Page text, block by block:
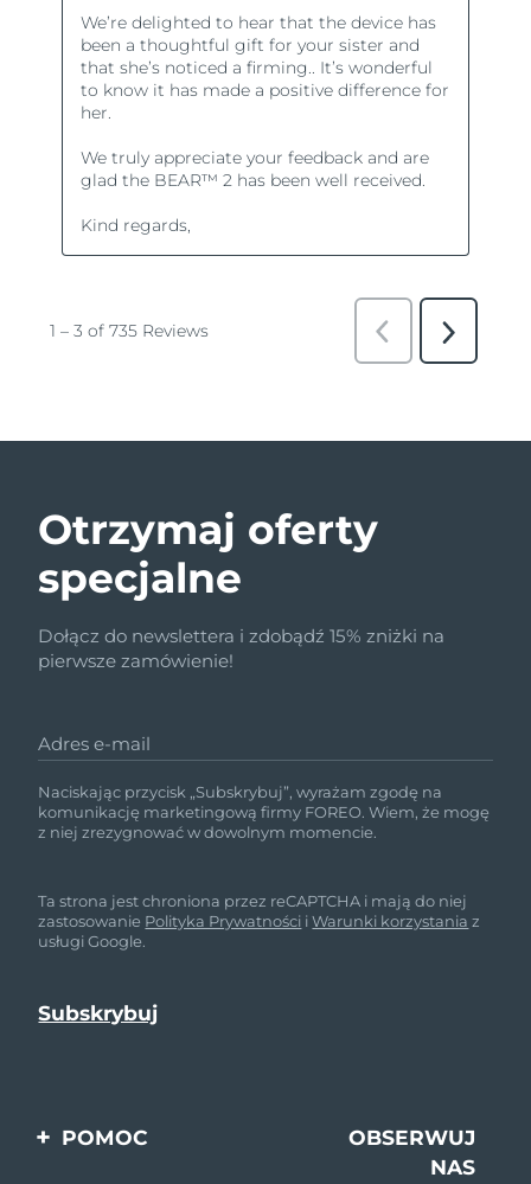
Otrzymaj oferty
specjalne
Dołącz do newslettera i zdobądź 15% zniżki na
pierwsze zamówienie!
Adres e-mail
Naciskając przycisk „Subskrybuj”, wyrażam zgodę na
komunikację marketingową firmy FOREO. Wiem, że mogę
z niej zrezygnować w dowolnym momencie.
Ta strona jest chroniona przez reCAPTCHA i mają do niej
zastosowanie Polityka Prywatności iWarunki korzystania z
usługi Google.
POMOC
OBSERWUJ
NAS